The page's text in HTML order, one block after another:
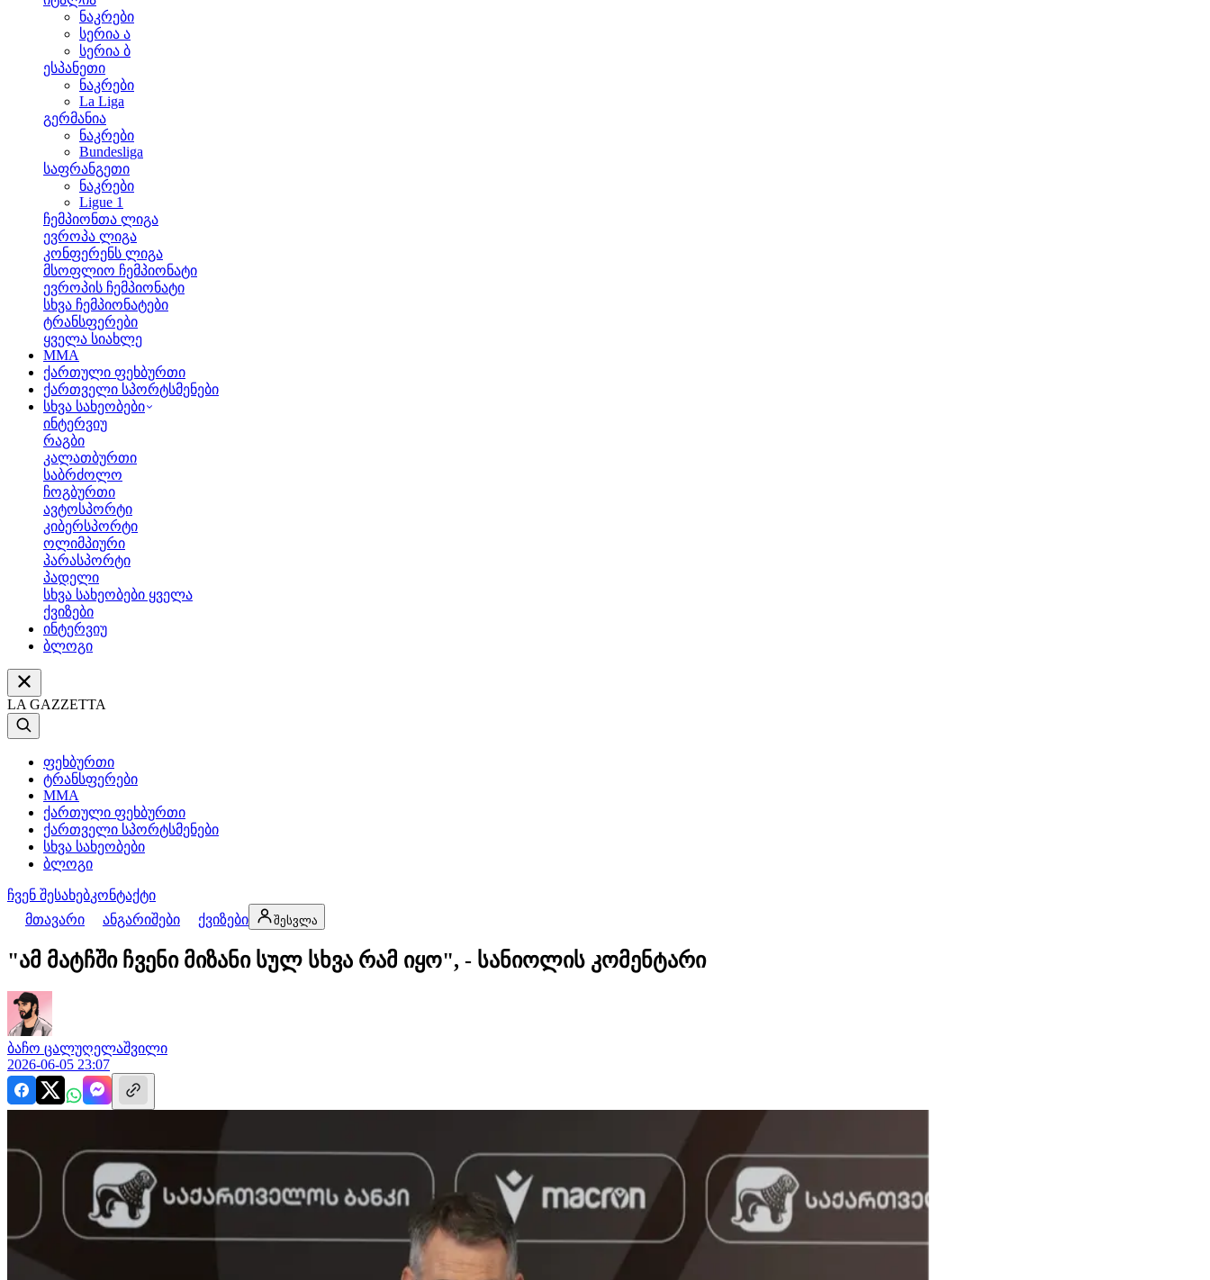
ნაკრები
სერია ა
სერია ბ
ესპანეთი
ნაკრები
La Liga
გერმანია
ნაკრები
Bundesliga
საფრანგეთი
ნაკრები
Ligue 1
ჩემპიონთა ლიგა
ევროპა ლიგა
კონფერენს ლიგა
მსოფლიო ჩემპიონატი
ევროპის ჩემპიონატი
სხვა ჩემპიონატები
ტრანსფერები
ყველა სიახლე
MMA
ქართული ფეხბურთი
ქართველი სპორტსმენები
სხვა სახეობები
ინტერვიუ
რაგბი
კალათბურთი
საბრძოლო
ჩოგბურთი
ავტოსპორტი
კიბერსპორტი
ოლიმპიური
პარასპორტი
პადელი
სხვა სახეობები ყველა
ქვიზები
ინტერვიუ
ბლოგი
LA GAZZETTA
ფეხბურთი
ტრანსფერები
MMA
ქართული ფეხბურთი
ქართველი სპორტსმენები
სხვა სახეობები
ბლოგი
ჩვენ შესახებკონტაქტი
მთავარი
ანგარიშები ქვიზები შესვლა
"ამ მატჩში ჩვენი მიზანი სულ სხვა რამ იყო", - სანიოლის კომენტარი
ბაჩო ცალუღელაშვილი
2026-06-05 23:07